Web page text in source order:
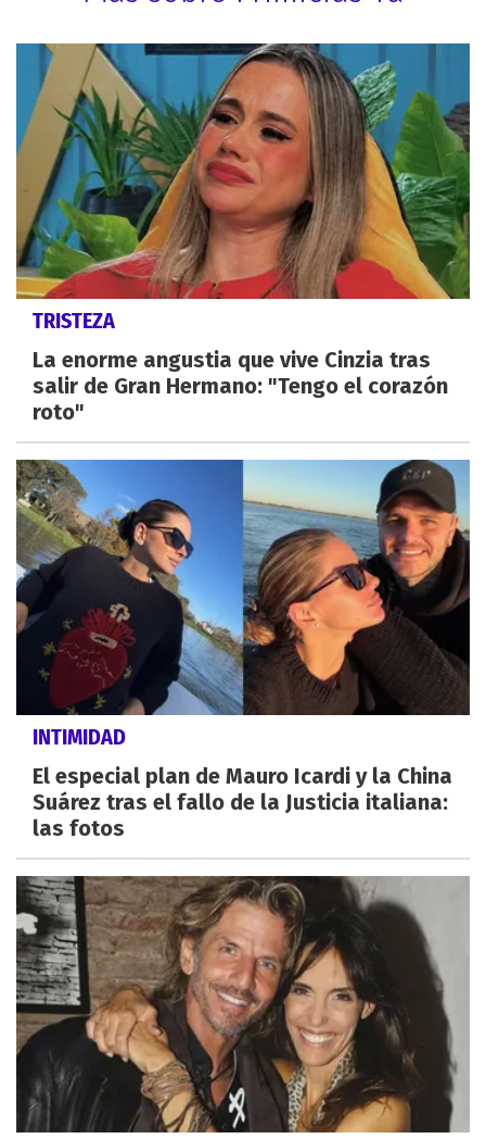
TRISTEZA
La enorme angustia que vive Cinzia tras
salir de Gran Hermano: "Tengo el corazón
roto"
INTIMIDAD
El especial plan de Mauro Icardi y la China
Suárez tras el fallo de la Justicia italiana:
las fotos